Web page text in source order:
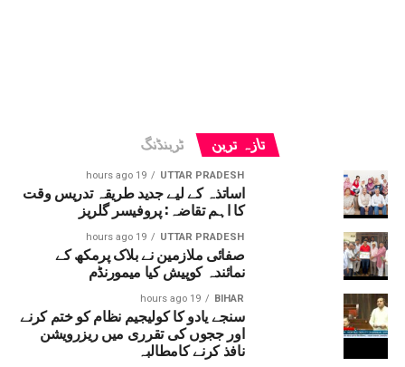
تازہ ترین ٹرینڈنگ
UTTAR PRADESH
19 hours ago
اساتذہ کے لیے جدید طریقہ تدریس وقت
کا اہم تقاضہ: پروفیسر گلریز
UTTAR PRADESH
19 hours ago
صفائی ملازمین نے بلاک پرمکھ کے
نمائندہ کوپیش کیا میمورنڈم
BIHAR
19 hours ago
سنجے یادو کا کولیجیم نظام کو ختم کرنے
اور ججوں کی تقرری میں ریزرویشن
نافذ کرنے کامطالبہ